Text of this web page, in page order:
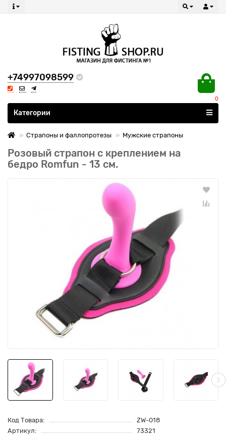
+74997098599
0
Все категории
Категории
Страпоны и фаллопротезы Мужские страпоны
Розовый страпон с креплением на
бедро Romfun - 13 см.
Код Товара:
ZW-018
Артикул:
73321